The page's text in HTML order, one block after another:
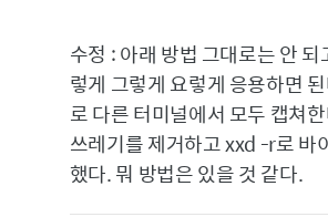
수정 : 아래 방법 그대로는 안 되
렇게 그렇게 요렇게 응용하면
로 다른 터미널에서 모두 캡쳐
쓰레기를 제거하고 xxd -r로 바
했다. 뭐 방법은 있을 것 같다.